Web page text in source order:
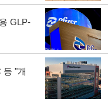
GLP-
등 "개